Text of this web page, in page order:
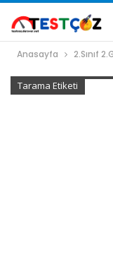
Anasayfa 2.Sınıf
Tarama Etiketi